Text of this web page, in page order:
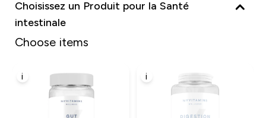
Choisissez un Produit pour la Santé
intestinale
Choose items
i i